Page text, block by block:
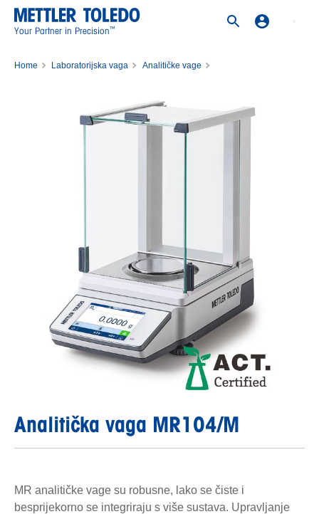
Your Partner in Precision™
Home Laboratorijska vaga
Analitičke vage
Analitička vaga MR104/M
MR analitičke vage su robusne, lako se čiste i
besprijekorno se integriraju s više sustava. Upravljanje